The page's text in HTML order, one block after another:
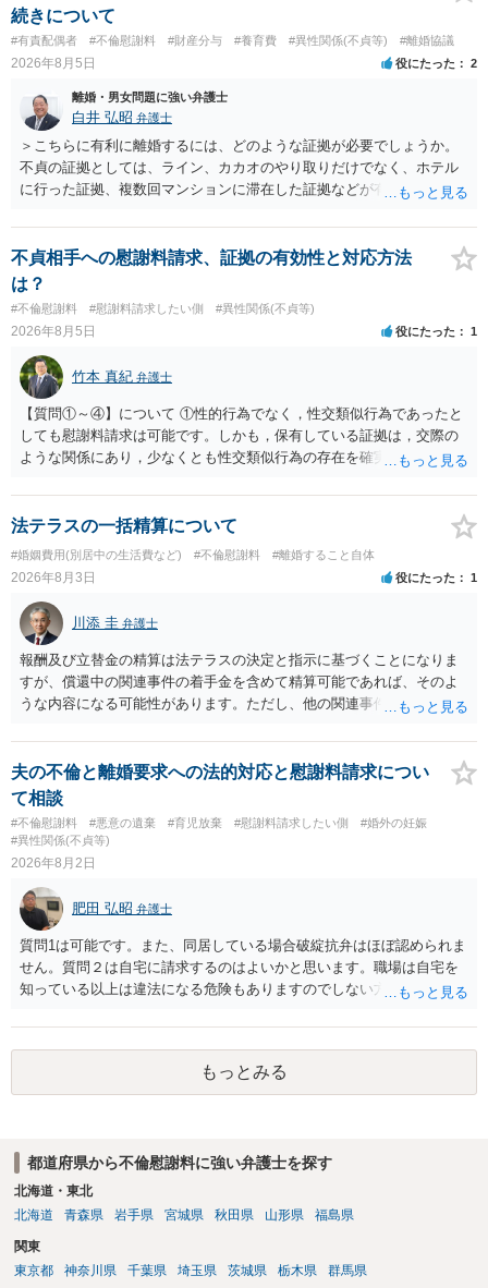
続きについて
#有責配偶者 #不倫慰謝料 #財産分与 #養育費 #異性関係(不貞等) #離婚協議
2026年8月5日 役にたった 2
離婚・男女問題に強い弁護士
白井 弘昭 弁護士
＞こちらに有利に離婚するには、どのような証拠が必要でしょうか。
不貞の証拠としては、ライン、カカオのやり取りだけでなく、ホテル
に行った証拠、複数回マンションに滞在した証拠などが有効です。 不
婚する、慰謝料をとるなど）ことができると思われます。 ただし、不
貞発覚後、長期間同居を続けると、不貞を許したとの評価につながる
場合がありますので、ご注意ください。 以上、ご参考まで。
不貞相手への慰謝料請求、証拠の有効性と対応方法
は？
#不倫慰謝料 #慰謝料請求したい側 #異性関係(不貞等)
2026年8月5日 役にたった 1
竹本 真紀 弁護士
【質問①～④】について ①性的行為でなく，性交類似行為であったと
しても慰謝料請求は可能です。しかも，保有している証拠は，交際の
ような関係にあり，少なくとも性交類似行為の存在を確実に証明でき
ことを窺わせるものです。）。ですから，慰謝料請求を進めることで
よいと思います。 ただ．慰謝料額については，婚姻破綻に至っていな
いとして，この点を考慮されることになるかもしれません。 ②夫との
今後のことを考えて書いてもらうか否かを検討するのがよいと思いま
す。今ある証拠以上のことを証明（証明力を強めることも含む）でき
るのであれば，前向きに検討を進めるという考え方でもよいでしょ
う。慰謝料請求としては証拠として使えることが前提であり，その価
値と夫との関係との均衡のように思います。 ③行政書士に委任をして
いるのであれば，どのような内容の委任なのか不明ですが，その行政
書士との協議になると思います。請求するか，訴訟にするか，その点
の見極めや，相手方は性交類似行為は認めているのか，それさえも否
定しているのかによって，考え方・進め方は変わってくると思いま
す。 ④性交類似行為を認めているにもかかわらず支払を拒否するので
あれば，本人（行政書士でも同じだと思います。）への対応ではあま
り変わらないように思います。減額で折り合えるなら本人様の交渉で
もよいように思いますが，ゼロかどうかの観点であれば，訴訟に進む
しかなくなるようにも思います。そうしますと，お近くの弁護士に相
談して進めることを検討した方がよいようにも思います。
法テラスの一括精算について
#婚姻費用(別居中の生活費など) #不倫慰謝料 #離婚すること自体
2026年8月3日 役にたった 1
川添 圭 弁護士
報酬及び立替金の精算は法テラスの決定と指示に基づくことになりま
すが、償還中の関連事件の着手金を含めて精算可能であれば、そのよ
うな内容になる可能性があります。ただし、他の関連事件でも相手方
情によって対応が違いますので、法テラスへお尋ねいただいた方が確
実です。
夫の不倫と離婚要求への法的対応と慰謝料請求につい
て相談
#不倫慰謝料 #悪意の遺棄 #育児放棄 #慰謝料請求したい側
#婚外の妊娠
#異性関係(不貞等)
2026年8月2日
肥田 弘昭 弁護士
質問1は可能です。また、同居している場合破綻抗弁はほぼ認められま
せん。質問２は自宅に請求するのはよいかと思います。職場は自宅を
知っている以上は違法になる危険もありますのでしない方が良いで
かと思います。有責配偶者ですので相手方からの離婚は拒否しても仮
に訴訟されても法的に成立しません。質問５は認知すると養育費支払
い、相続権が発生します。合意があれば法的に可能ですが法律で強制
することはできません。質問６は可能です。質問７は不貞行為の写真
もっとみる
都道府県から不倫慰謝料に強い弁護士を探す
北海道・東北
北海道
青森県 岩手県 宮城県 秋田県 山形県 福島県
関東
東京都
神奈川県 千葉県 埼玉県 茨城県 栃木県 群馬県